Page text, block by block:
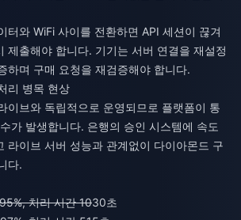
터와 WiFi 사이를 전환하면 API 세션이 끊겨
제출해야 합니다. 기기는 서버 연결을 재설정
하며 구매 요청을 재검증해야 합니다.
리 병목 현상
이브와 독립적으로 운영되므로 플랫폼이 통
가 발생합니다. 은행의 승인 시스템에 속도
라이브 서버 성능과 관계없이 다이아몬드 구
다.
95%, 처리 시간 1030초